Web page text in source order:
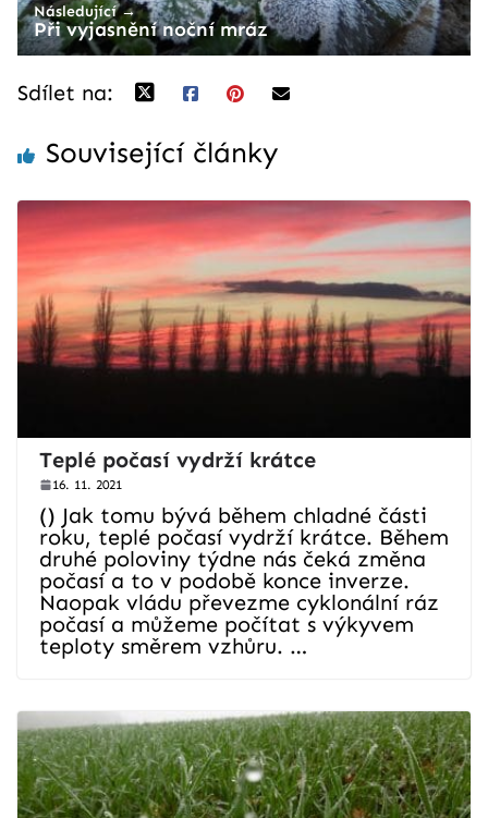
Následující →
Při vyjasnění noční mráz
Sdílet na:
Související články
Teplé počasí vydrží krátce
16. 11. 2021
() Jak tomu bývá během chladné části
roku, teplé počasí vydrží krátce. Během
druhé poloviny týdne nás čeká změna
počasí a to v podobě konce inverze.
Naopak vládu převezme cyklonální ráz
počasí a můžeme počítat s výkyvem
teploty směrem vzhůru. …